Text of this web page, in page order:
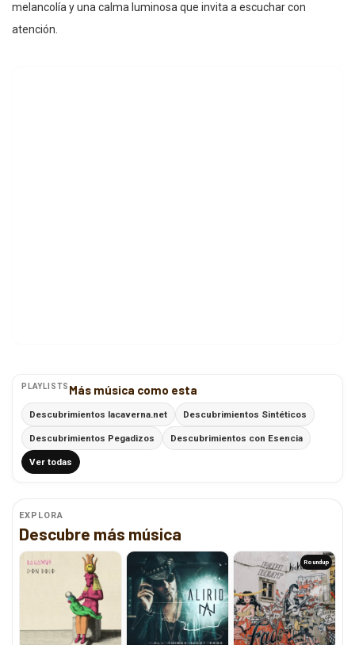
melancolía y una calma luminosa que invita a escuchar con
atención.
PLAYLISTS Más música como esta
Descubrimientos lacaverna.net Descubrimientos Sintéticos
Descubrimientos Pegadizos Descubrimientos con Esencia
Ver todas
EXPLORA
Descubre más música
Roundup